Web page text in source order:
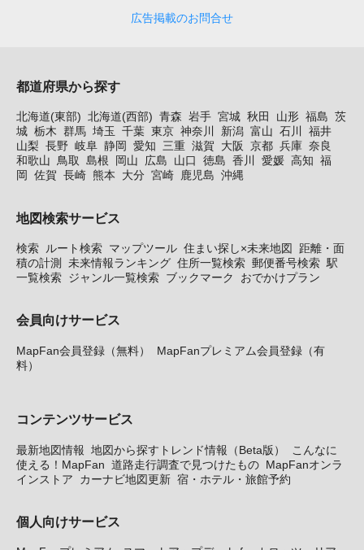
広告掲載のお問合せ
都道府県から探す
北海道(東部) 北海道(西部) 青森 岩手 宮城 秋田 山形 福島 茨
城 栃木 群馬 埼玉 千葉 東京 神奈川 新潟 富山 石川
福井
山梨 長野 岐阜 静岡 愛知 三重 滋賀 大阪 京都 兵庫 奈良
和歌山 鳥取 島根 岡山 広島 山口 徳島 香川 愛媛 高知 福
岡
佐賀 長崎 熊本 大分 宮崎 鹿児島 沖縄
地図検索サービス
検索 ルート検索 マップツール 住まい探し×未来地図
距離・面
積の計測
未来情報ランキング 住所一覧検索 郵便番号検索 駅
一覧検索 ジャンル一覧検索 ブックマーク おでかけプラン
会員向けサービス
MapFan会員登録（無料）
MapFanプレミアム会員登録（有
料）
コンテンツサービス
最新地図情報 地図から探すトレンド情報（Beta版）
こんなに
使える！MapFan 道路走行調査で見つけたもの MapFanオンラ
インストア
カーナビ地図更新 宿・ホテル・旅館予約
個人向けサービス